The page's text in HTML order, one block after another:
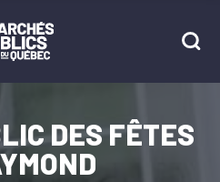
DES FÊTES